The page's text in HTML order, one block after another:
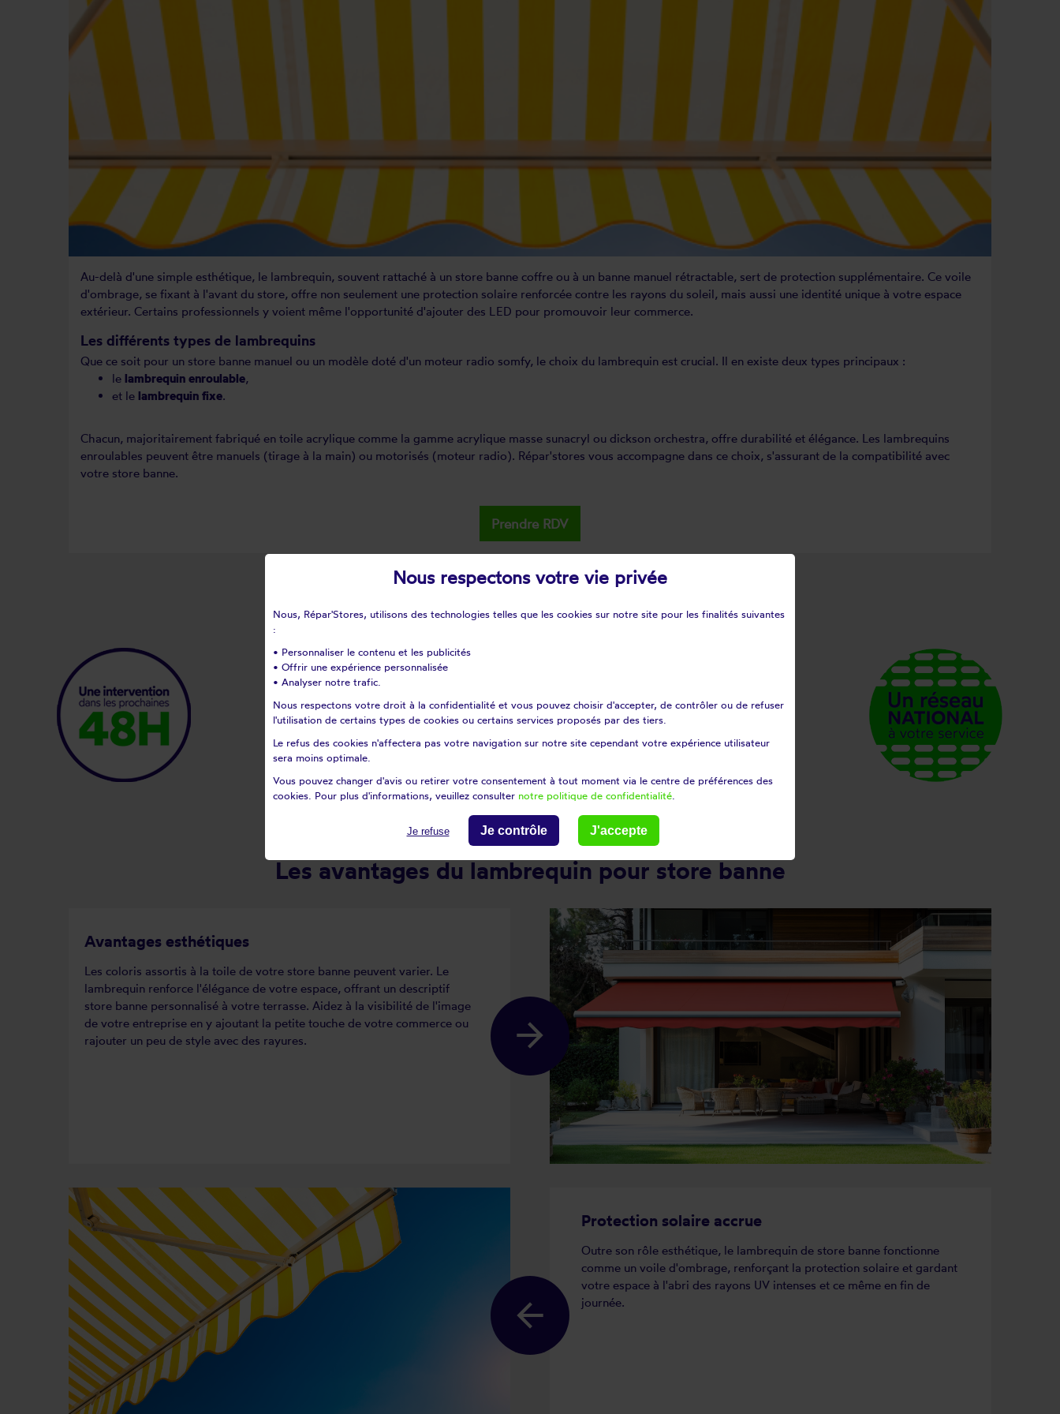
Au-delà d'une simple esthétique, le lambrequin, souvent rattaché à un store banne coffre ou à un banne manuel rétractable, sert de protection supplémentaire. Ce voile
d'ombrage, se fixant à l'avant du store, offre non seulement une protection solaire renforcée contre les rayons du soleil, mais aussi une identité unique à votre espace
extérieur. Certains professionnels y voient même l'opportunité d'ajouter des LED pour promouvoir leur commerce.
Les différents types de lambrequins
Que ce soit pour un store banne manuel ou un modèle doté d'un moteur radio somfy, le choix du lambrequin est crucial. Il en existe deux types principaux :
le lambrequin enroulable,
et le lambrequin fixe.
Chacun, majoritairement fabriqué en toile acrylique comme la gamme acrylique masse sunacryl ou dickson orchestra, offre durabilité et élégance. Les lambrequins
enroulables peuvent être manuels (tirage à la main) ou motorisés (moteur radio). Répar'stores vous accompagne dans ce choix, s'assurant de la compatibilité avec
votre store banne.
Prendre RDV
Les avantages du lambrequin pour store banne
Avantages esthétiques
Les coloris assortis à la toile de votre store banne peuvent varier. Le
lambrequin renforce l'élégance de votre espace, offrant un descriptif
store banne personnalisé à votre terrasse. Aidez à la visibilité de l'image
de votre entreprise en y ajoutant la petite touche de votre commerce ou
rajouter un peu de style avec des rayures.
Protection solaire accrue
Outre son rôle esthétique, le lambrequin de store banne fonctionne
comme un voile d'ombrage, renforçant la protection solaire et gardant
votre espace à l'abri des rayons UV intenses et ce même en fin de
journée.
Nous respectons votre vie privée
Nous, Répar'Stores, utilisons des technologies telles que les cookies sur notre site pour les finalités suivantes
:
• Personnaliser le contenu et les publicités
• Offrir une expérience personnalisée
• Analyser notre trafic.
Nous respectons votre droit à la confidentialité et vous pouvez choisir d'accepter, de contrôler ou de refuser
l'utilisation de certains types de cookies ou certains services proposés par des tiers.
Le refus des cookies n'affectera pas votre navigation sur notre site cependant votre expérience utilisateur
sera moins optimale.
Vous pouvez changer d'avis ou retirer votre consentement à tout moment via le centre de préférences des
cookies. Pour plus d'informations, veuillez consulter notre politique de confidentialité
Je refuse Je contrôle J'accepte